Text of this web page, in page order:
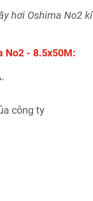
hơi Oshima No2
No2 - 8.5x50M:
công ty